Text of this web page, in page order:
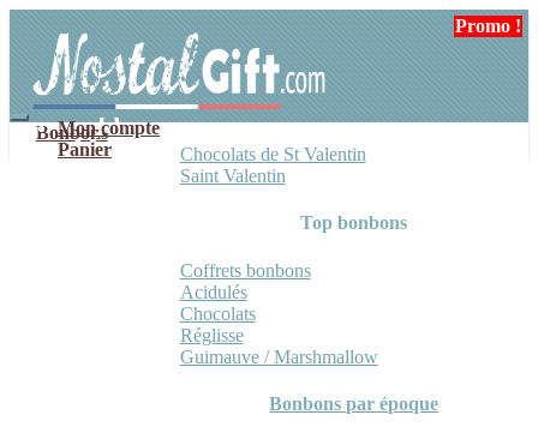
navigation
contenu
Mon compte
Panier
Bonbons
Chocolats de St Valentin
Saint Valentin
Top bonbons
Coffrets bonbons
Acidulés
Chocolats
Réglisse
Guimauve / Marshmallow
Bonbons par époque
Promo !
Promo !
Promo !